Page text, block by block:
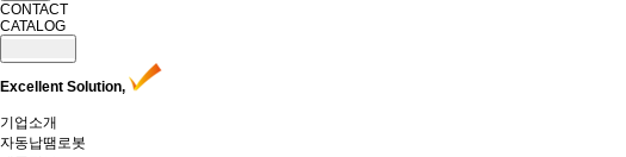
CONTACT
CATALOG
Excellent Solution,
기업소개
자동납땜로봇